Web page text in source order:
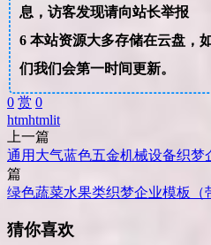
息，访客发现请向站长举报
6本站资源大多存储在云盘，
们我们会第一时间更新。
0 赏 0
htmhtmlit
上一篇
通用大气蓝色五金机械设备织梦
篇
绿色蔬菜水果类织梦企业模板（
猜你喜欢